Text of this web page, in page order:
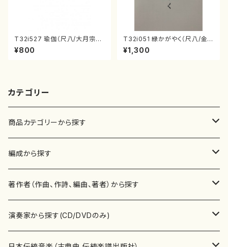
T32i527 瑜伽（尺八/大月宗明/
楽譜）都山流公刊楽譜曲番:223
6
¥800
T32i051 緑かがやく（尺八/金
森高山/楽譜）都山流公刊楽譜曲
番：50
¥1,300
カテゴリー
商品カテゴリーから探す
楽譜
書籍
書籍
テキストブック
CD・DVD
編成から探す
邦楽器
箏・琴（ソロ）
箏・琴（合奏）
合唱
混声合唱
著作者（作曲、作詩、編曲、著者）から探す
あ行
青木省三(アオキ ショウゾウ)
演奏家から探す(CD/DVDのみ)